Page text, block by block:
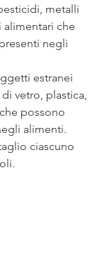
metalli
alimentari che
negli
estranei
vetro, plastica,
possono
alimenti.
ciascuno